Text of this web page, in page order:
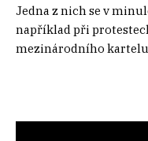
Jedna z nich se v
například při
mezinárodního kartelu